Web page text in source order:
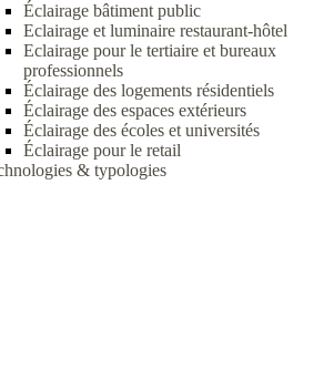
Éclairage bâtiment public
Eclairage et luminaire restaurant-hôtel
Eclairage pour le tertiaire et bureaux
professionnels
Éclairage des logements résidentiels
Éclairage des espaces extérieurs
Éclairage des écoles et universités
Éclairage pour le retail
& typologies